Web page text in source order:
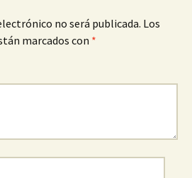
no será publicada. Los
marcados con *